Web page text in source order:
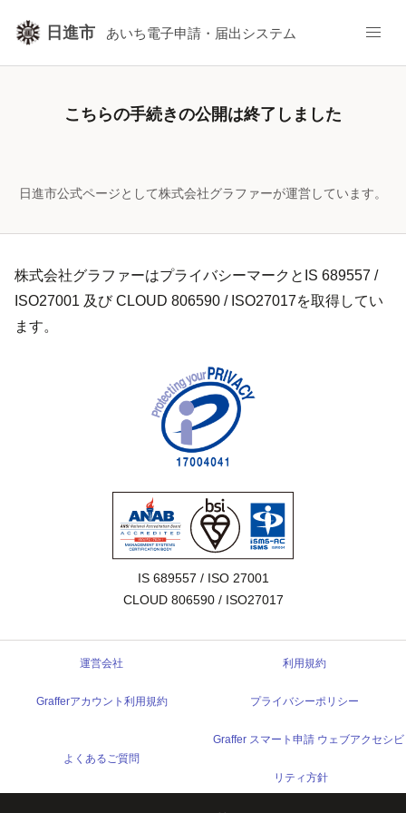
日進市 あいち電子申請・届出システム
こちらの手続きの公開は終了しました
日進市公式ページとして株式会社グラファーが運営しています。
株式会社グラファーはプライバシーマークとIS 689557 /
ISO27001 及び CLOUD 806590 / ISO27017を取得してい
ます。
IS 689557 / ISO 27001
CLOUD 806590 / ISO27017
運営会社 利用規約
Grafferアカウント利用規約 プライバシーポリシー
よくあるご質問
Graffer スマート申請 ウェブアクセシビ
リティ方針